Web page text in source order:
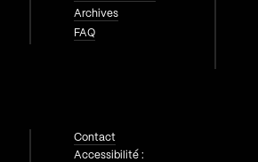
Archives
FAQ
Contact
Accessibilité :